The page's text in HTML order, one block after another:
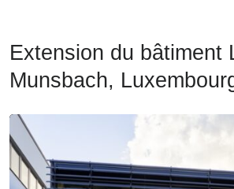
Extension du bâtiment
Munsbach,